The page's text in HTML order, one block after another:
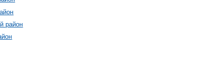
район